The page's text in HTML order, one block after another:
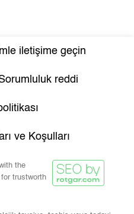
iletişime geçin
reddi
ve Koşulları
the
trustworth